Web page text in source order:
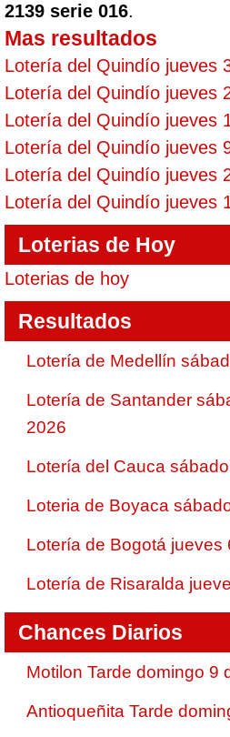
2139 serie 016.
Mas resultados
Lotería del Quindío jueves
Lotería del Quindío jueves
Lotería del Quindío jueves
Lotería del Quindío jueves
Lotería del Quindío jueves
Lotería del Quindío jueves
Loterias de Hoy
Loterias de hoy
Resultados
Lotería de Medellín
Lotería de Santander
2026
Lotería del Cauca
Loteria de Boyaca
Lotería de Bogotá jueves
Lotería de Risaralda
Chances Diarios
Motilon Tarde domingo 9
Antioqueñita Tarde